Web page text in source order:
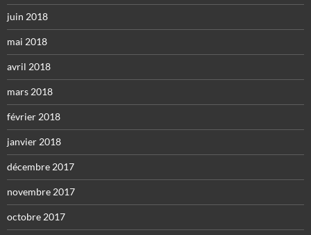
juin 2018
mai 2018
avril 2018
mars 2018
février 2018
janvier 2018
décembre 2017
novembre 2017
octobre 2017